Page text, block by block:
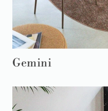
Gemini